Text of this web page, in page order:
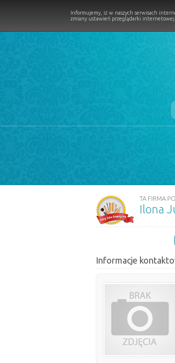
TA FIRMA
Ilona
Informacje
Informujemy, iż w naszych serwisach
zmiany ustawień przeglądarki internetowej